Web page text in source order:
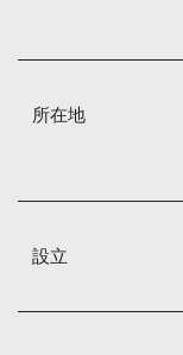
所在地
設立